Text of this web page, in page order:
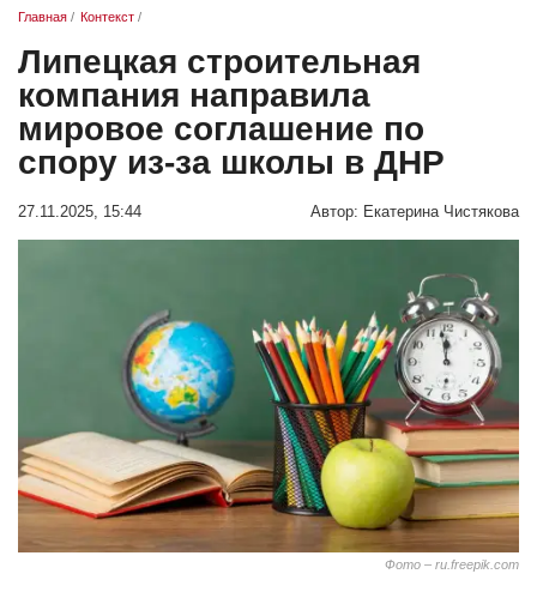
Главная / Контекст /
Липецкая строительная
компания направила
мировое соглашение по
спору из-за школы в ДНР
27.11.2025, 15:44 Автор: Екатерина Чистякова
Фото – ru.freepik.com